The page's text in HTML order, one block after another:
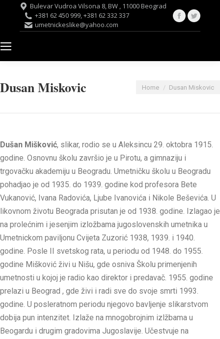
Bulevar Vudroa Vilsona 8, BW , 11000 Beograd
+381 62 450 999, +381 62 332 337
umetnickeslike@yahoo.com
Facebook
Dusan Miskovic You are here:
Home Dusan Miskovic
Dušan Mišković, slikar, rodio se u Aleksincu 29. oktobra 1915.
godine. Osnovnu školu završio je u Pirotu, a gimnaziju i
trgovačku akademiju u Beogradu. Umetničku školu u Beogradu
pohadjao je od 1935. do 1939. godine kod profesora Bete
Vukanović, Ivana Radovića, Ljube Ivanovića i Nikole Beševića. U
likovnom životu Beograda prisutan je od 1938. godine. Izlagao je
na prolećnim i jesenjim izložbama jugoslovenskih umetnika u
Umetnickom paviljonu Cvijeta Zuzorić 1938, 1939. i 1940.
godine. Posle II svetskog rata, u periodu od 1948. do 1955.
godine Mišković živi u Nišu, gde osniva Školu primenjenih
umetnosti u kojoj je radio kao direktor i predavač. 1955. godine
prelazi u Beograd , gde živi i radi sve do svoje smrti 1993.
godine. U posleratnom periodu njegovo bavljenje slikarstvom
dobija pun intenzitet. Izlaže na mnogobrojnim izlžbama u
Beogardu i drugim gradovima Jugoslavije. Učestvuje na